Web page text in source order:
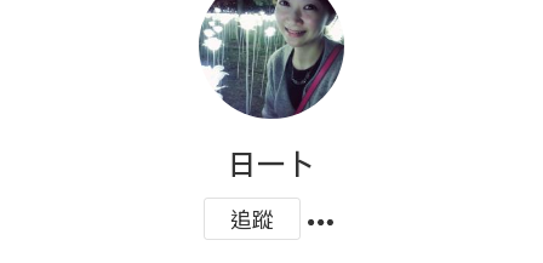
日一卜
追蹤